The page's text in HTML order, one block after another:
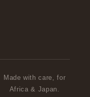
Made with care, for
Africa & Japan.